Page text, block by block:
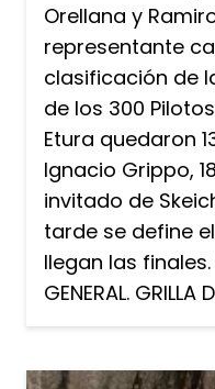
Orellana y
representante
clasificación de
de los 300
Etura quedaron
Ignacio Grippo,
invitado de
tarde se define
llegan las finales.
GENERAL. GRILLA